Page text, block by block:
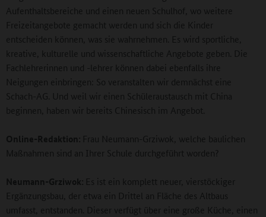
Aufenthaltsbereiche und einen neuen Schulhof, wo weitere
Freizeitangebote gemacht werden und sich die Kinder
entscheiden können, was sie wahrnehmen. Es wird sportliche,
kreative, kulturelle und wissenschaftliche Angebote geben. Die
Fachlehrerinnen und -lehrer können dabei ebenfalls ihre
Neigungen einbringen: So veranstalten wir demnächst eine
Schach-AG. Und weil wir einen Schüleraustausch mit China
beginnen, haben wir bereits Chinesisch im Angebot.
Online-Redaktion: Frau Neumann-Grziwok, welche baulichen
Maßnahmen sind an Ihrer Schule durchgeführt worden?
Neumann-Grziwok: Es ist ein komplett neuer, vierstöckiger
Ergänzungsbau, der etwa ein Drittel an Fläche des Altbaus
umfasst, entstanden. Dieser verfügt über eine große Küche, einen